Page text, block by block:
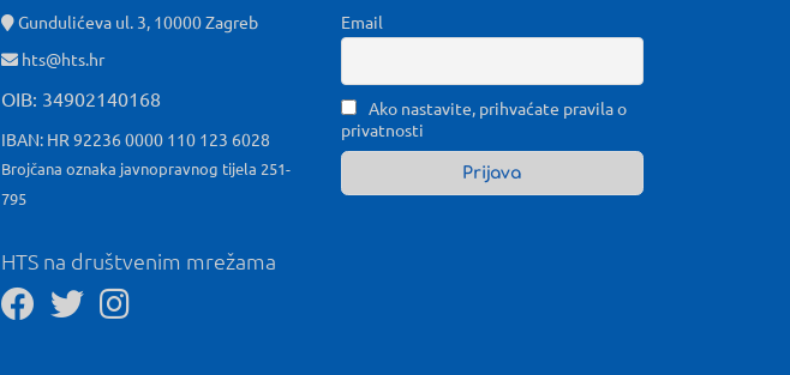
Gundulićeva ul. 3, 10000 Zagreb
hts@hts.hr
OIB: 34902140168
IBAN: HR 92236 0000 110 123 6028
Brojčana oznaka javnopravnog tijela 251-
795
HTS na društvenim mrežama
Email
Ako nastavite, prihvaćate pravila o
privatnosti